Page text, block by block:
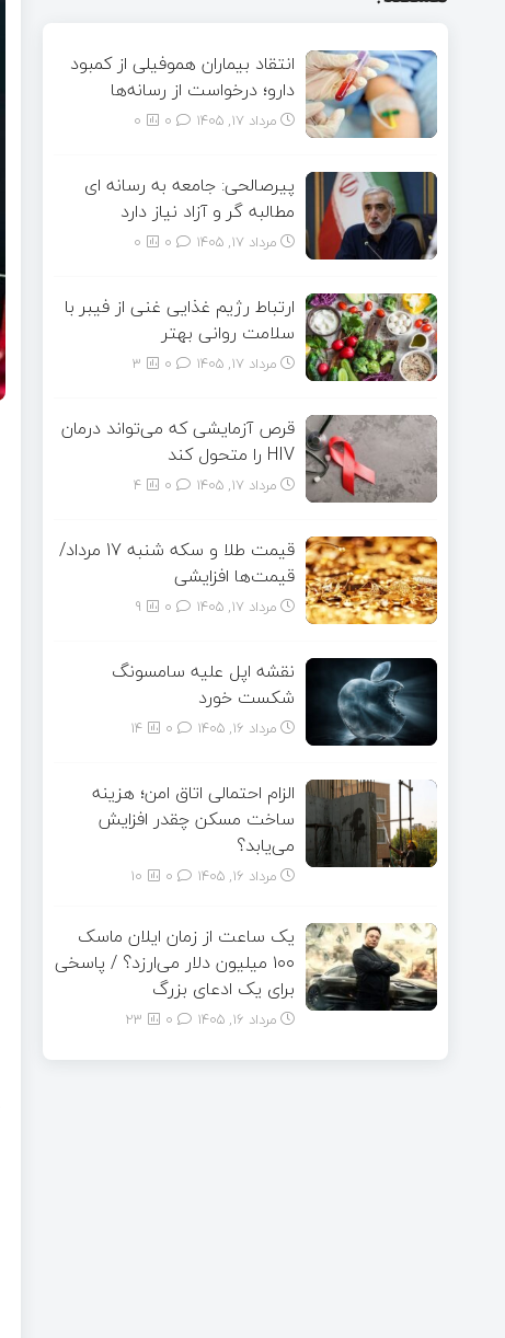
انتقاد بیماران هموفیلی از کمبود
دارو؛ درخواست از رسانه‌ها
مرداد ۱۷, ۱۴۰۵ 0
پیرصالحی: جامعه به رسانه ای
مطالبه گر و آزاد نیاز دارد
مرداد ۱۷, ۱۴۰۵ 0
ارتباط رژیم غذایی غنی از فیبر با
سلامت روانی بهتر
مرداد ۱۷, ۱۴۰۵ 3
قرص آزمایشی که می‌تواند درمان
HIV را متحول کند
مرداد ۱۷, ۱۴۰۵ 4
قیمت طلا و سکه شنبه 17 مرداد/
قیمت‌ها افزایشی
مرداد ۱۷, ۱۴۰۵ 9
نقشه اپل علیه سامسونگ
شکست خورد
مرداد ۱۶, ۱۴۰۵ 14
الزام احتمالی اتاق امن؛ هزینه
ساخت مسکن چقدر افزایش
می‌یابد؟
مرداد ۱۶, ۱۴۰۵ 10
یک ساعت از زمان ایلان ماسک
۱۰۰ میلیون دلار می‌ارزد؟ / پاسخی
برای یک ادعای بزرگ
مرداد ۱۶, ۱۴۰۵ 23